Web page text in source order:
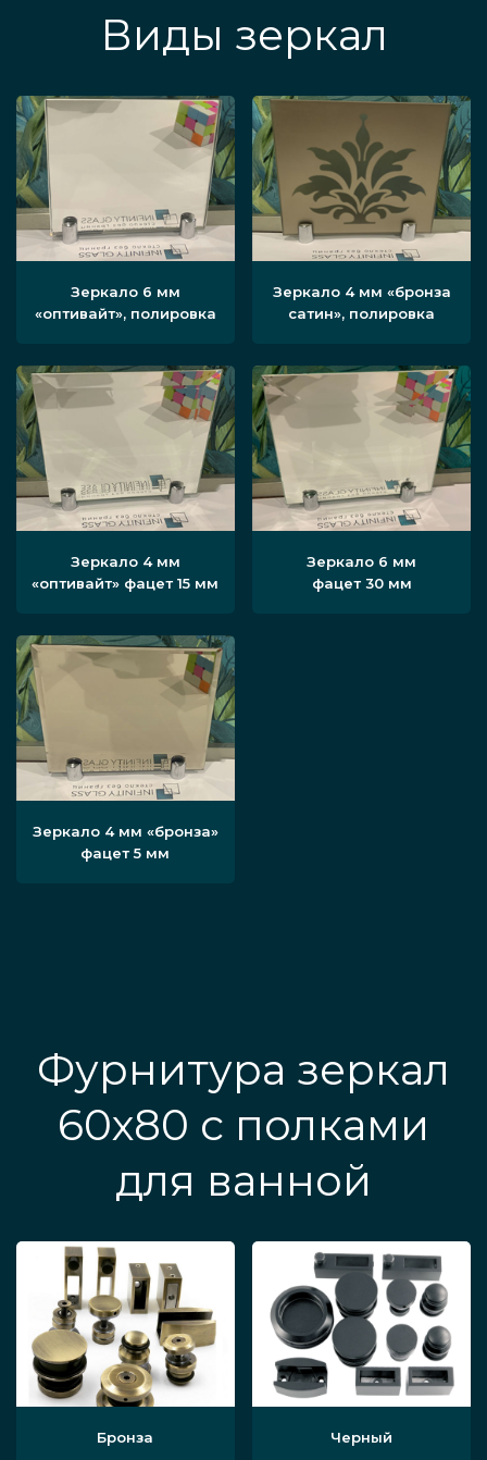
Виды зеркал
Зеркало 6 мм
«оптивайт», полировка
Зеркало 4 мм «бронза
сатин», полировка
Зеркало 4 мм
«оптивайт» фацет 15 мм
Зеркало 6 мм
фацет 30 мм
Зеркало 4 мм «бронза»
фацет 5 мм
Фурнитура зеркал
60х80 с полками
для ванной
Бронза Черный